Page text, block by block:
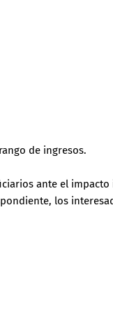
de ingresos.
ante el
los